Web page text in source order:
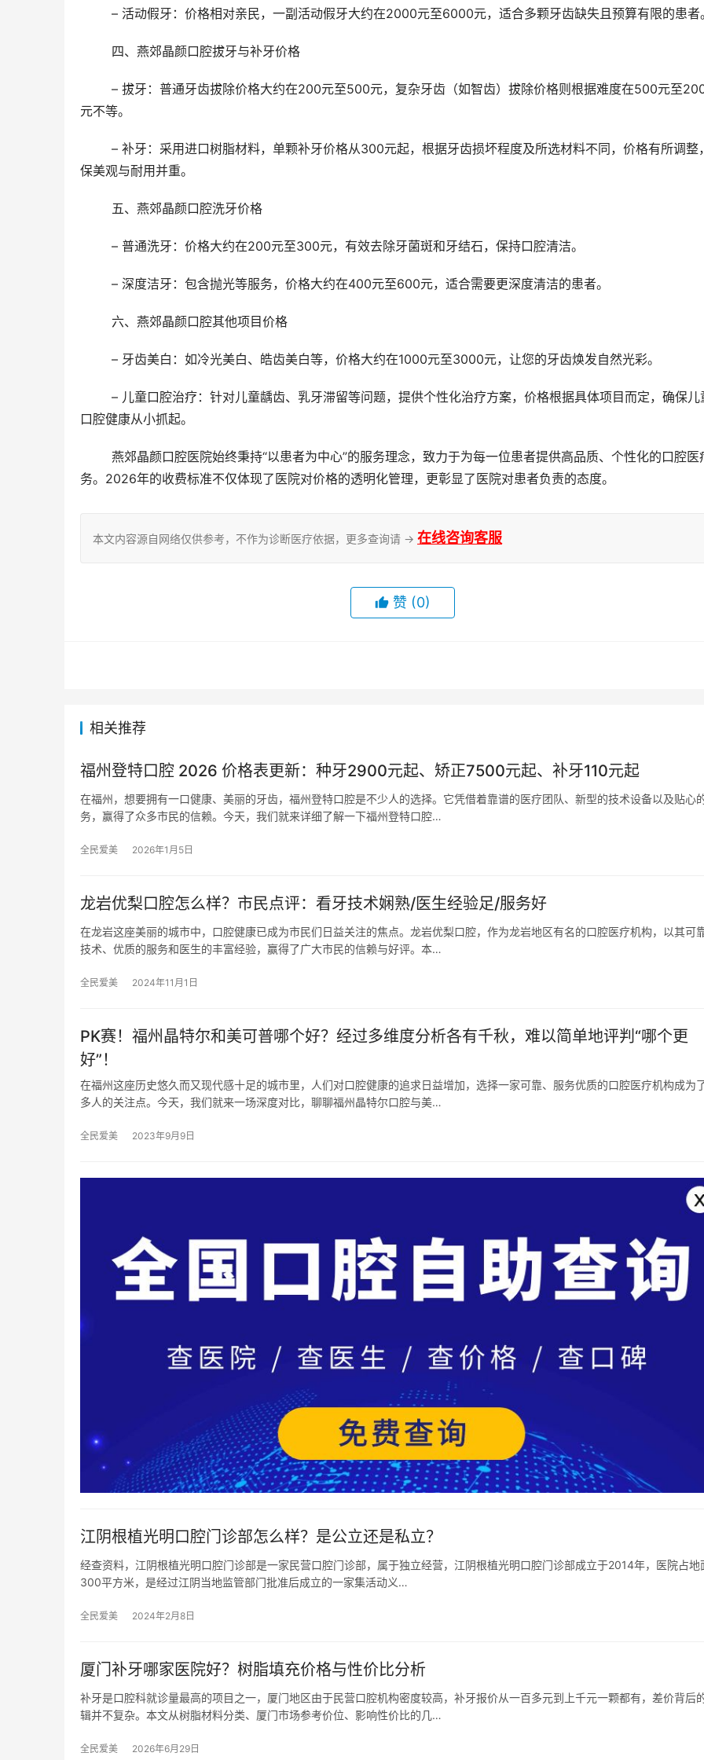
– 活动假牙：价格相对亲民，一副活动假牙大约在2000元至6000元，适合多颗牙齿缺失且预算有限的患者
	四、燕郊晶颜口腔拔牙与补牙价格
元不等。
保美观与耐用并重。
	五、燕郊晶颜口腔洗牙价格
	– 普通洗牙：价格大约在200元至300元，有效去除牙菌斑和牙结石，保持口腔清洁。
	– 深度洁牙：包含抛光等服务，价格大约在400元至600元，适合需要更深度清洁的患者。
	六、燕郊晶颜口腔其他项目价格
	– 牙齿美白：如冷光美白、皓齿美白等，价格大约在1000元至3000元，让您的牙齿焕发自然光彩。
口腔健康从小抓起。
务。2026年的收费标准不仅体现了医院对价格的透明化管理，更彰显了医院对患者负责的态度。
本文内容源自网络仅供参考，不作为诊断医疗依据，更多查询请 → 在线咨询客服
赞 (0)
相关推荐
福州登特口腔 2026 价格表更新：种牙2900元起、矫正7500元起、补牙110元起
在福州，想要拥有一口健康、美丽的牙齿，福州登特口腔是不少人的选择。它凭借着靠谱的医疗团队、新型的技术设备以及贴心
务，赢得了众多市民的信赖。今天，我们就来详细了解一下福州登特口腔…
全民爱美 2026年1月5日
龙岩优梨口腔怎么样？市民点评：看牙技术娴熟/医生经验足/服务好
在龙岩这座美丽的城市中，口腔健康已成为市民们日益关注的焦点。龙岩优梨口腔，作为龙岩地区有名的口腔医疗机构，以其可
技术、优质的服务和医生的丰富经验，赢得了广大市民的信赖与好评。本…
全民爱美 2024年11月1日
PK赛！福州晶特尔和美可普哪个好？经过多维度分析各有千秋，难以简单地评判“哪个更
好”！
在福州这座历史悠久而又现代感十足的城市里，人们对口腔健康的追求日益增加，选择一家可靠、服务优质的口腔医疗机构成为
多人的关注点。今天，我们就来一场深度对比，聊聊福州晶特尔口腔与美…
全民爱美 2023年9月9日
江阴根植光明口腔门诊部怎么样？是公立还是私立？
经查资料，江阴根植光明口腔门诊部是一家民营口腔门诊部，属于独立经营，江阴根植光明口腔门诊部成立于2014年，医院占地
300平方米，是经过江阴当地监管部门批准后成立的一家集活动义…
全民爱美 2024年2月8日
厦门补牙哪家医院好？树脂填充价格与性价比分析
补牙是口腔科就诊量最高的项目之一，厦门地区由于民营口腔机构密度较高，补牙报价从一百多元到上千元一颗都有，差价背后
辑并不复杂。本文从树脂材料分类、厦门市场参考价位、影响性价比的几…
全民爱美 2026年6月29日